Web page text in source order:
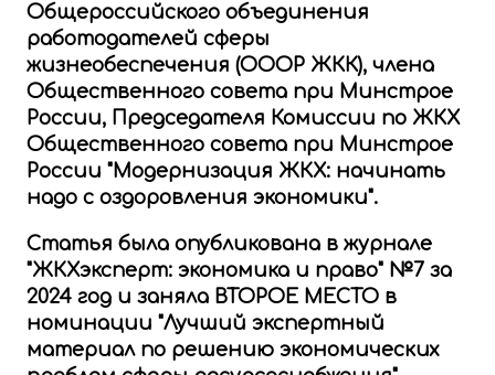
Общероссийского объединения
работодателей сферы
жизнеобеспечения (ОООР ЖКК), члена
Общественного совета при Минстрое
России, Председателя Комиссии по ЖКХ
Общественного совета при Минстрое
России "Модернизация ЖКХ: начинать
надо с оздоровления экономики".
Статья была опубликована в журнале
"ЖКХэксперт: экономика и право" №7 за
2024 год и заняла ВТОРОЕ МЕСТО в
номинации "Лучший экспертный
материал по решению экономических